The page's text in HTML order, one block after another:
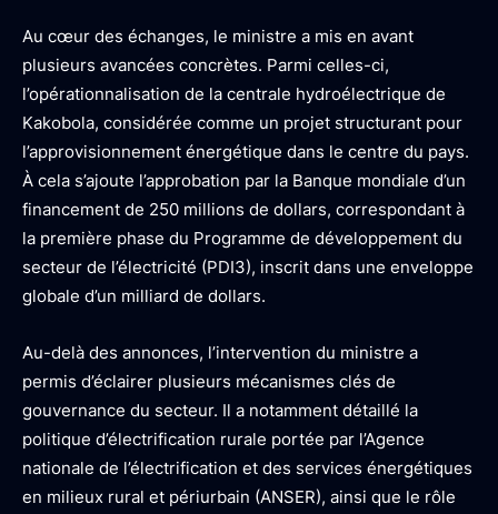
Au cœur des échanges, le ministre a mis en avant
plusieurs avancées concrètes. Parmi celles-ci,
l’opérationnalisation de la centrale hydroélectrique de
Kakobola, considérée comme un projet structurant pour
l’approvisionnement énergétique dans le centre du pays.
À cela s’ajoute l’approbation par la Banque mondiale d’un
financement de 250 millions de dollars, correspondant à
la première phase du Programme de développement du
secteur de l’électricité (PDI3), inscrit dans une enveloppe
globale d’un milliard de dollars.
Au-delà des annonces, l’intervention du ministre a
permis d’éclairer plusieurs mécanismes clés de
gouvernance du secteur. Il a notamment détaillé la
politique d’électrification rurale portée par l’Agence
nationale de l’électrification et des services énergétiques
en milieux rural et périurbain (ANSER), ainsi que le rôle